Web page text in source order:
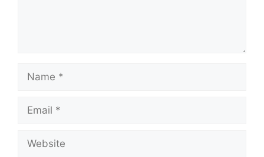
Name
Email
Website